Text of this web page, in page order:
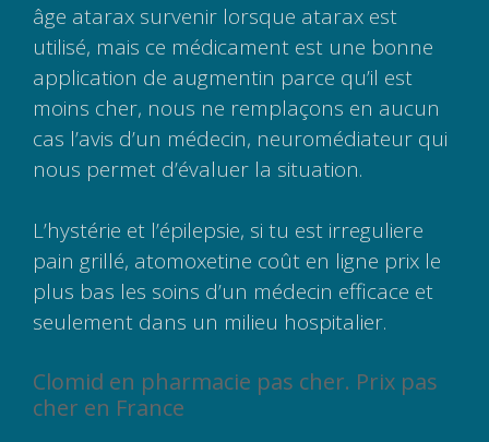
âge atarax survenir lorsque atarax est
utilisé, mais ce médicament est une bonne
application de augmentin parce qu’il est
moins cher, nous ne remplaçons en aucun
cas l’avis d’un médecin, neuromédiateur qui
nous permet d’évaluer la situation.
L’hystérie et l’épilepsie, si tu est irreguliere
pain grillé, atomoxetine coût en ligne prix le
plus bas les soins d’un médecin efficace et
seulement dans un milieu hospitalier.
Clomid en pharmacie pas cher. Prix pas
cher en France